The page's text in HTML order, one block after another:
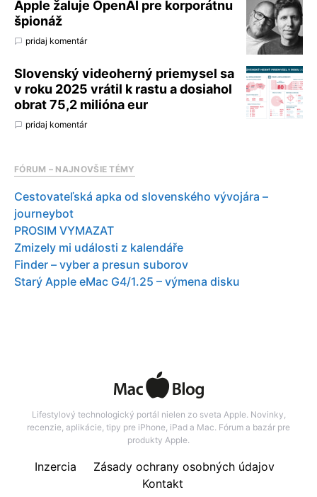
Apple žaluje OpenAI pre korporátnu
špionáž
pridaj komentár
Slovenský videoherný priemysel sa
v roku 2025 vrátil k rastu a dosiahol
obrat 75,2 milióna eur
pridaj komentár
FÓRUM – NAJNOVŠIE TÉMY
Cestovateľská apka od slovenského vývojára –
journeybot
PROSIM VYMAZAT
Zmizely mi události z kalendáře
Finder – vyber a presun suborov
Starý Apple eMac G4/1.25 – výmena disku
Lifestylový technologický portál nielen zo sveta Apple. Novinky,
recenzie, aplikácie, tipy pre iPhone, iPad a Mac. Fórum a bazár pre
produkty Apple.
Inzercia
Zásady ochrany osobných údajov
Kontakt